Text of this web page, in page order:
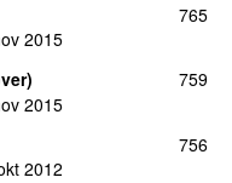
2015
765
2015
759
2012
756